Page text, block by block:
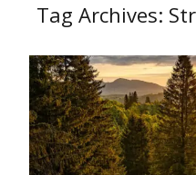
Tag Archives: